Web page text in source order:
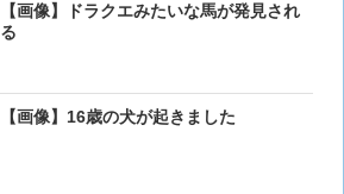
【画像】ドラクエみたいな馬が発見され
る
【画像】16歳の犬が起きました